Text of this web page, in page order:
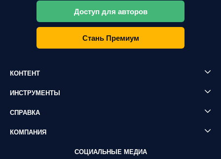
Доступ для авторов
Стань Премиум
КОНТЕНТ
ИНСТРУМЕНТЫ
СПРАВКА
КОМПАНИЯ
СОЦИАЛЬНЫЕ МЕДИА